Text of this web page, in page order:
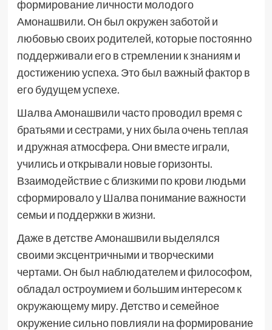
формирование личности молодого
Амонашвили. Он был окружен заботой и
любовью своих родителей, которые постоянно
поддерживали его в стремлении к знаниям и
достижению успеха. Это был важный фактор в
его будущем успехе.
Шалва Амонашвили часто проводил время с
братьями и сестрами, у них была очень теплая
и дружная атмосфера. Они вместе играли,
учились и открывали новые горизонты.
Взаимодействие с близкими по крови людьми
сформировало у Шалва понимание важности
семьи и поддержки в жизни.
Даже в детстве Амонашвили выделялся
своими эксцентричными и творческими
чертами. Он был наблюдателем и философом,
обладал остроумием и большим интересом к
окружающему миру. Детство и семейное
окружение сильно повлияли на формирование